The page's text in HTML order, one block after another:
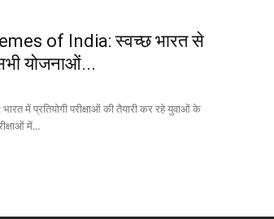
of India: स्वच्छ भारत से
योजनाओं...
में प्रतियोगी परीक्षाओं की तैयारी कर रहे युवाओं के
में...